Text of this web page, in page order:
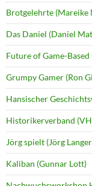
Brotgelehrte (Mareike
Das Daniel (Daniel
Future of Game-
Grumpy Gamer (Ron
Hansischer
Historikerverband
Jörg spielt (Jörg
Kaliban (Gunnar Lott)